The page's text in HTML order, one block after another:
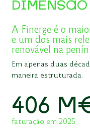
DIMENSÃO
A Finerge é o
e um dos mais
renovável na
Em apenas duas
maneira estruturada.
406
faturação em 2025